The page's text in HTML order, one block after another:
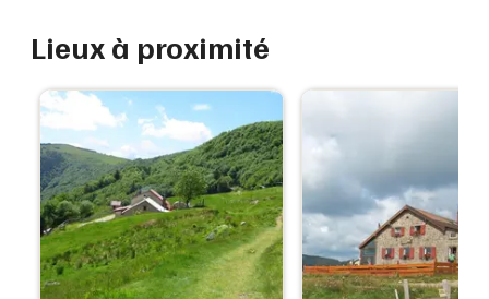
Lieux à proximité